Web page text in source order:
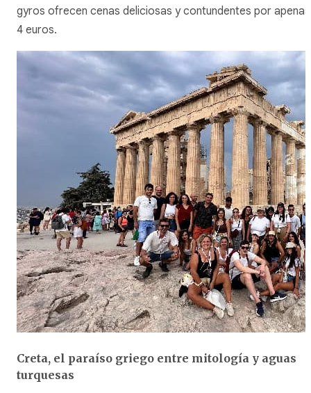
gyros ofrecen cenas deliciosas y contundentes por apenas
4 euros.
Creta, el paraíso griego entre mitología y aguas
turquesas